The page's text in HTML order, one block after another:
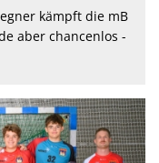
kämpft die mB
aber chancenlos -